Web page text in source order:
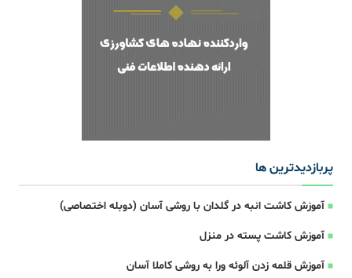
پربازدیدترین ها
آموزش کاشت انبه در گلدان با روشی آسان (دوبله اختصاصی)
آموزش کاشت پسته در منزل
آموزش قلمه زدن آلوئه ورا به روشی کاملا آسان